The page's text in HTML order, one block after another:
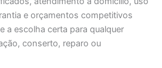
e orçamentos competitivos
a escolha certa para qualquer
conserto, reparo ou